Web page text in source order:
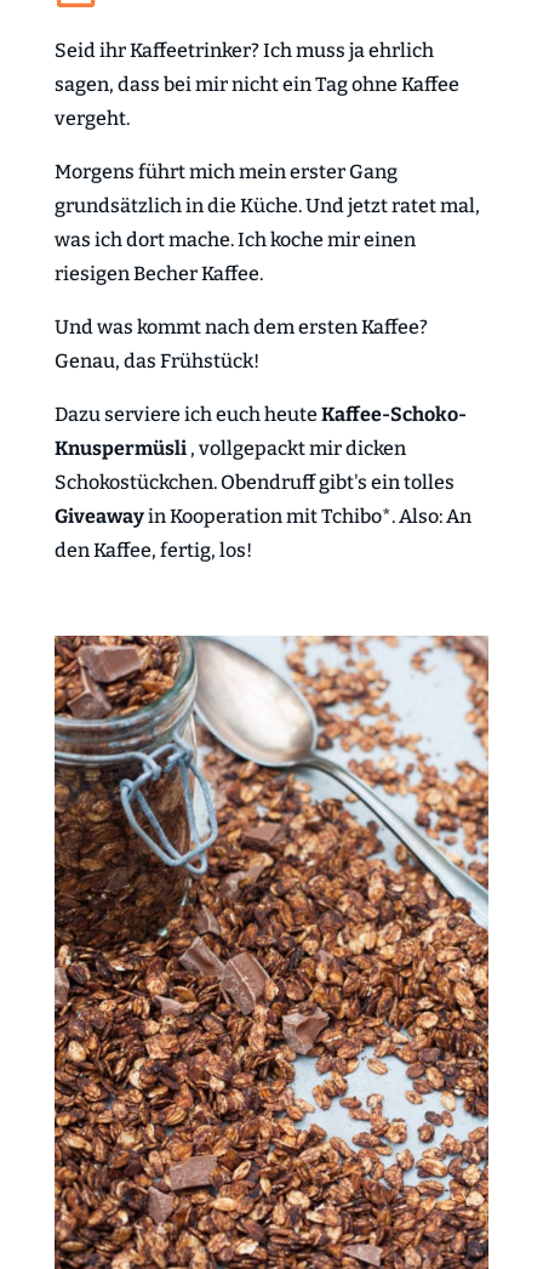
Seid ihr Kaffeetrinker? Ich muss ja ehrlich
sagen, dass bei mir nicht ein Tag ohne Kaffee
vergeht.
Morgens führt mich mein erster Gang
grundsätzlich in die Küche. Und jetzt ratet mal,
was ich dort mache. Ich koche mir einen
riesigen Becher Kaffee.
Und was kommt nach dem ersten Kaffee?
Genau, das Frühstück!
Dazu serviere ich euch heute Kaffee-Schoko-
Knuspermüsli, vollgepackt mir dicken
Schokostückchen. Obendruff gibt's ein tolles
Giveawayin Kooperation mit Tchibo*. Also: An
den Kaffee, fertig, los!